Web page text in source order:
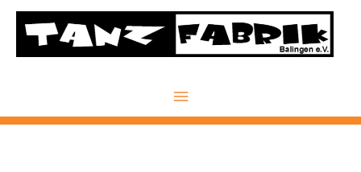
Zum
Inhalt
springen
Hauptmenü